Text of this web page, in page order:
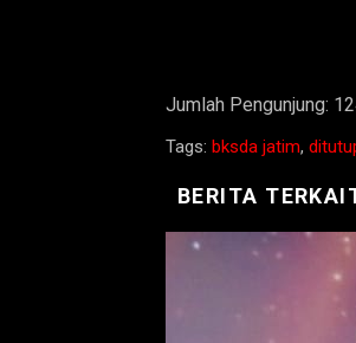
Jumlah Pengunjung:
Tags: bksda jatim,
BERITA